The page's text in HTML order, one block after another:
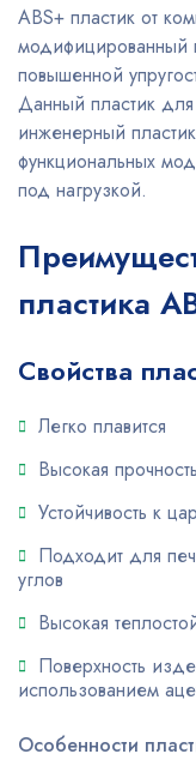
ABS+ пластик от
модифицированный
повышенной
Данный пластик
инженерный
функциональных
под нагрузкой.
пластика
Свойства
Легко плавится
Высокая
Устойчивость к
Подходит для
углов
Высокая
Поверхность
использованием
Особенности